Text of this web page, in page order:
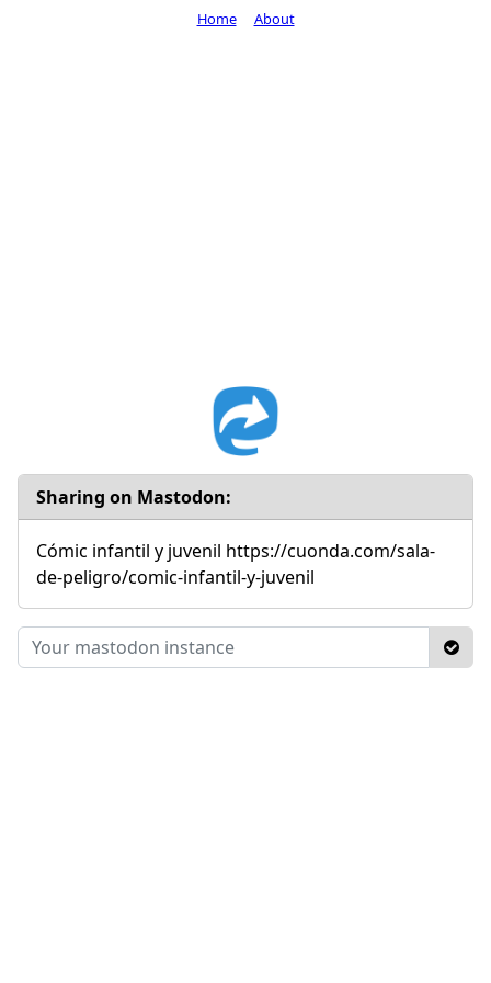
Sharing on Mastodon:
Cómic infantil y juvenil https://cuonda.com/sala-
de-peligro/comic-infantil-y-juvenil
Home About